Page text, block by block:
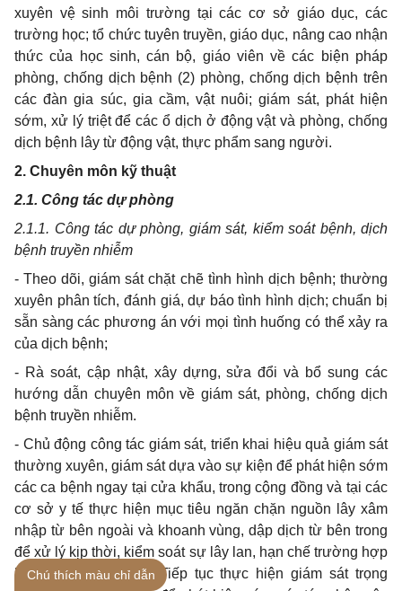
xuyên vệ sinh môi trường tại các cơ sở giáo dục, các
trường học; tổ chức tuyên truyền, giáo dục, nâng cao nhận
thức của học sinh, cán bộ, giáo viên về các biện pháp
phòng, chống dịch bệnh (2) phòng, chống dịch bệnh trên
các đàn gia súc, gia cầm, vật nuôi; giám sát, phát hiện
sớm, xử lý triệt để các ổ dịch ở động vật và phòng, chống
dịch bệnh lây từ động vật, thực phẩm sang người.
2. Chuyên môn kỹ thuật
2.1. Công tác dự phòng
2.1.1. Công tác dự phòng, giám sát, kiểm soát bệnh, dịch
bệnh truyền nhiễm
-Theo dõi, giám sát chặt chẽ tình hình dịch bệnh; thường
xuyên phân tích, đánh giá, dự báo tình hình dịch; chuẩn bị
sẵn sàng các phương án với mọi tình huống có thể xảy ra
của dịch bệnh;
- Rà soát, cập nhật, xây dựng, sửa đổi và bổ sung các
hướng dẫn chuyên môn về giám sát, phòng, chống dịch
bệnh truyền nhiễm.
- Chủ động công tác giám sát, triển khai hiệu quả giám sát
thường xuyên, giám sát dựa vào sự kiện để phát hiện sớm
các ca bệnh ngay tại cửa khẩu, trong cộng đồng và tại các
cơ sở y tế thực hiện mục tiêu ngăn chặn nguồn lây xâm
nhập từ bên ngoài và khoanh vùng, dập dịch từ bên trong
để xử lý kịp thời, kiểm soát sự lây lan, hạn chế trường hợp
bệnh nặng, tử vong. Tiếp tục thực hiện giám sát trọng
Chú thích màu chỉ dẫn